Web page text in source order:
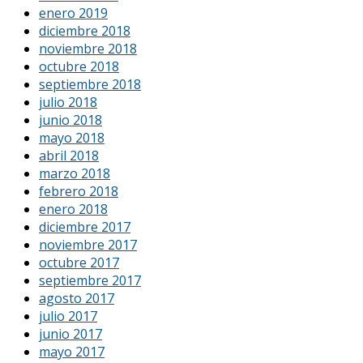
enero 2019
diciembre 2018
noviembre 2018
octubre 2018
septiembre 2018
julio 2018
junio 2018
mayo 2018
abril 2018
marzo 2018
febrero 2018
enero 2018
diciembre 2017
noviembre 2017
octubre 2017
septiembre 2017
agosto 2017
julio 2017
junio 2017
mayo 2017